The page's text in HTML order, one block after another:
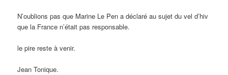
N’oublions pas que Marine Le Pen a déclaré au sujet du vel d’hiv
que la France n’était pas responsable.
le pire reste à venir.
Jean Tonique.